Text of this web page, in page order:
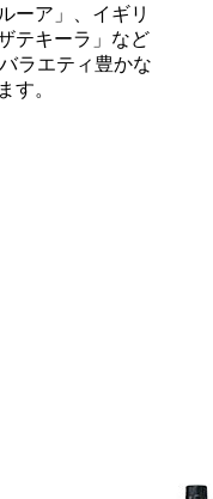
ーア」、イギリ
テキーラ」など
ラエティ豊かな
す。